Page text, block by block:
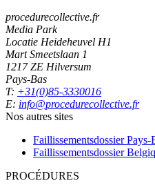
procedurecollective.fr
Media Park
Locatie Heideheuvel H1
Mart Smeetslaan 1
1217 ZE Hilversum
Pays-Bas
T: +31(0)85-3330016
E: info@procedurecollective.fr
Nos autres sites
Faillissementsdossier Pays-
Faillissementsdossier
PROCÉDURES